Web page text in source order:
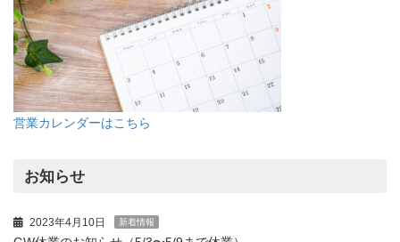
営業カレンダーはこちら
お知らせ
2023年4月10日 新着情報